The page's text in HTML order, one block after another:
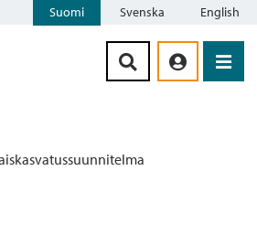
Suomi Svenska English